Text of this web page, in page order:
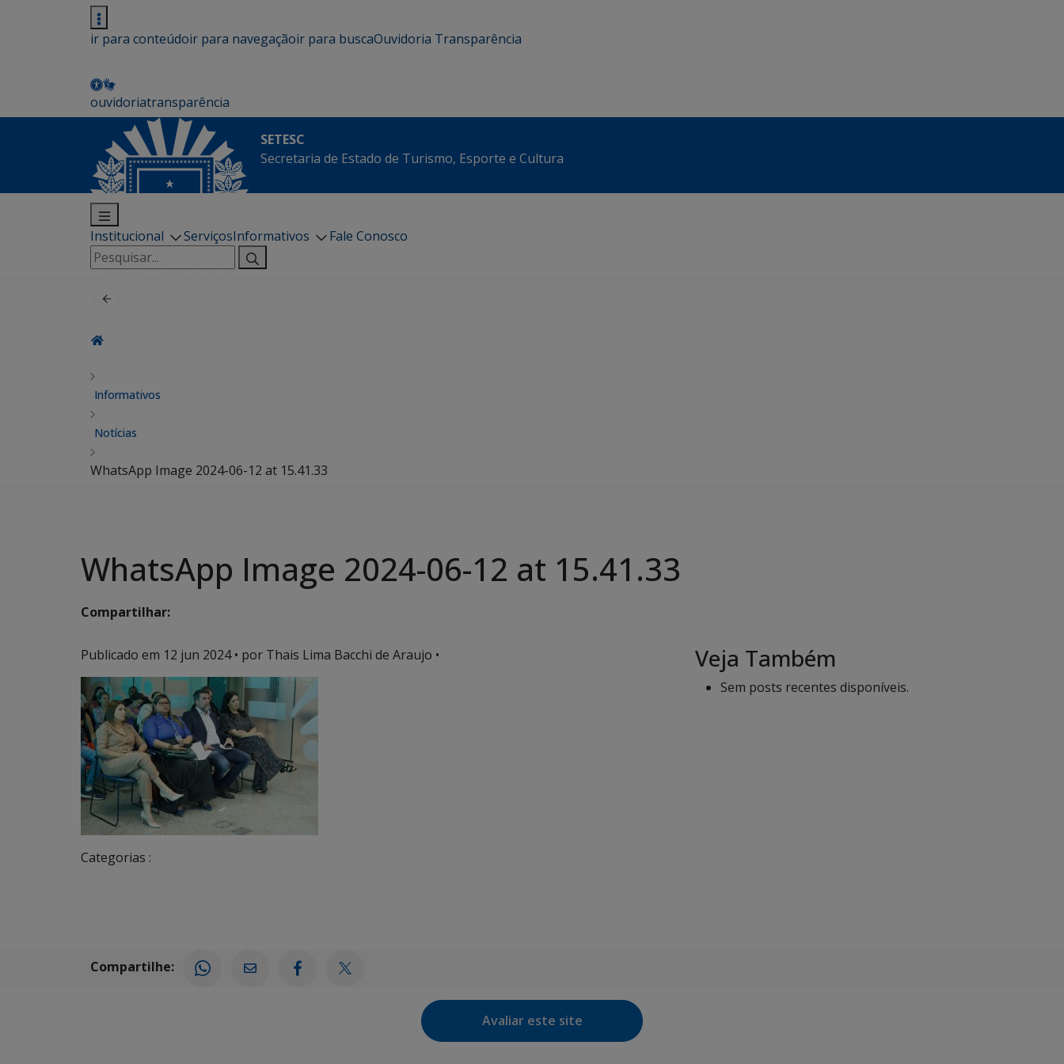
ir para conteúdoir para navegaçãoir para buscaOuvidoria Transparência
ouvidoriatransparência
SETESC
Secretaria de Estado de Turismo, Esporte e Cultura
Institucional ServiçosInformativos
Fale Conosco
Pesquisar
por:
Informativos
Notícias
WhatsApp Image 2024-06-12 at 15.41.33
WhatsApp Image 2024-06-12 at 15.41.33
Compartilhar:
Publicado em 12 jun 2024• por Thais Lima Bacchi de Araujo •
Categorias :
Veja Também
Sem posts recentes disponíveis.
Compartilhe:
Avaliar este site